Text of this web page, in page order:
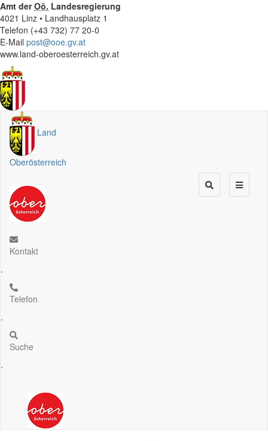
Amt derOö. Landesregierung
4021 Linz • Landhausplatz 1
Telefon (+43 732) 77 20-0
E-Mail post@ooe.gv.at
www.land-oberoesterreich.gv.at
Land
Oberösterreich
Kontakt
.
Telefon
.
Suche
.